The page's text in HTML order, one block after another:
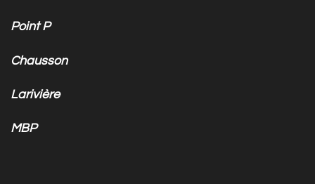
Point P
Chausson
Larivière
MBP